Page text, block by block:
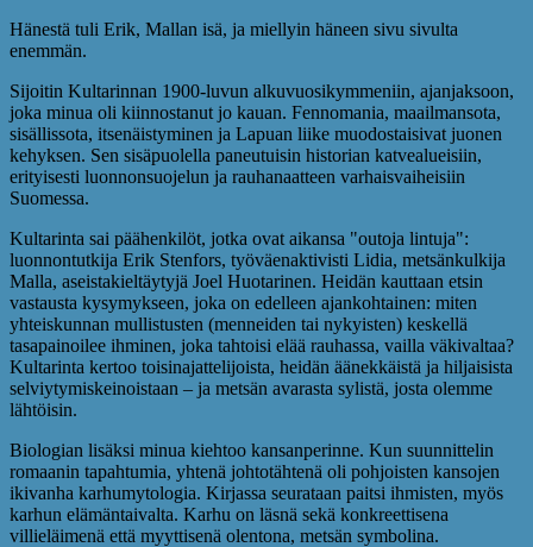
Hänestä tuli Erik, Mallan isä, ja miellyin häneen sivu sivulta
enemmän.
Sijoitin Kultarinnan 1900-luvun alkuvuosikymmeniin, ajanjaksoon,
joka minua oli kiinnostanut jo kauan. Fennomania, maailmansota,
sisällissota, itsenäistyminen ja Lapuan liike muodostaisivat juonen
kehyksen. Sen sisäpuolella paneutuisin historian katvealueisiin,
erityisesti luonnonsuojelun ja rauhanaatteen varhaisvaiheisiin
Suomessa.
Kultarinta sai päähenkilöt, jotka ovat aikansa "outoja lintuja":
luonnontutkija Erik Stenfors, työväenaktivisti Lidia, metsänkulkija
Malla, aseistakieltäytyjä Joel Huotarinen. Heidän kauttaan etsin
vastausta kysymykseen, joka on edelleen ajankohtainen: miten
yhteiskunnan mullistusten (menneiden tai nykyisten) keskellä
tasapainoilee ihminen, joka tahtoisi elää rauhassa, vailla väkivaltaa?
Kultarinta kertoo toisinajattelijoista, heidän äänekkäistä ja hiljaisista
selviytymiskeinoistaan – ja metsän avarasta sylistä, josta olemme
lähtöisin.
Biologian lisäksi minua kiehtoo kansanperinne. Kun suunnittelin
romaanin tapahtumia, yhtenä johtotähtenä oli pohjoisten kansojen
ikivanha karhumytologia. Kirjassa seurataan paitsi ihmisten, myös
karhun elämäntaivalta. Karhu on läsnä sekä konkreettisena
villieläimenä että myyttisenä olentona, metsän symbolina.